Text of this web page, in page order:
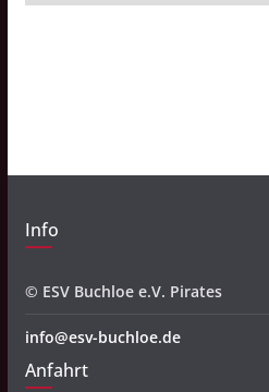
r
Info
© ESV Buchloe e.V. Pirates
info@esv-buchloe.de
Anfahrt